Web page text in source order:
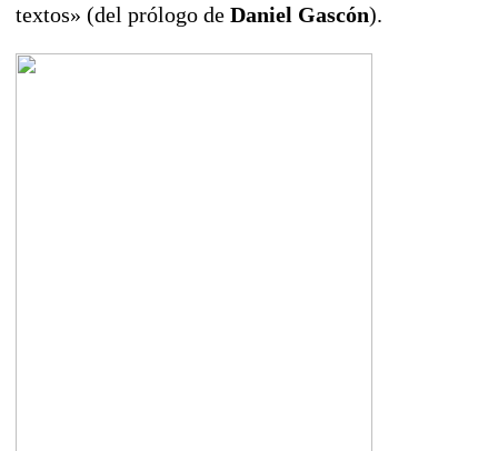
textos» (del prólogo de Daniel Gascón).